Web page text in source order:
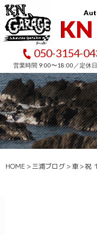
050-3154-
営業時間 9:00〜18:00／定休
HOME >三浦ブログ>車>祝